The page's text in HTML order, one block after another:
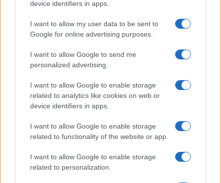
device identifiers in apps.
I want to allow my user data to be sent to
Google for online advertising purposes.
I want to allow Google to send me
personalized advertising.
I want to allow Google to enable storage
related to analytics like cookies on web or
device identifiers in apps.
I want to allow Google to enable storage
related to functionality of the website or app.
I want to allow Google to enable storage
related to personalization.
Sigue leyendo
NOTICIAS